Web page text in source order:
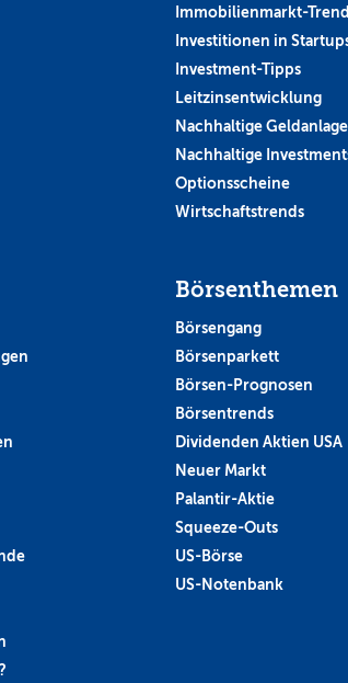
Immobilienmarkt-
Investitionen in
Investment-Tipps
Leitzinsentwicklung
Nachhaltige Geldanlage
Nachhaltige
Optionsscheine
Wirtschaftstrends
Börsenthemen
Börsengang
Börsenparkett
Börsen-Prognosen
Börsentrends
Dividenden Aktien USA
Neuer Markt
Palantir-Aktie
Squeeze-Outs
US-Börse
US-Notenbank